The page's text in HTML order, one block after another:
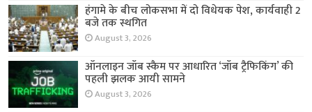
हंगामे के बीच लोकसभा में दो विधेयक पेश, कार्यवाही 2
बजे तक स्थगित
August 3, 2026
ऑनलाइन जॉब स्कैम पर आधारित ‘जॉब ट्रैफिकिंग’ की
पहली झलक आयी सामने
August 3, 2026